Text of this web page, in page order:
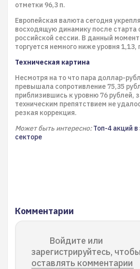
отметки 96,3 п.
Европейская валюта сегодня
восходящую динамику после старта
российской сессии. В данный
торгуется немного ниже уровня 1,13,
Техническая картина
Несмотря на то что пара доллар-
превышала сопротивление 75,35
приблизившись к уровню 76 рублей,
техническим препятствием не
резкая коррекция.
Может быть интересно:Топ-4 акций в
секторе
Комментарии
Войдите или
зарегистрируйтесь, чтобы
оставлять комментарии